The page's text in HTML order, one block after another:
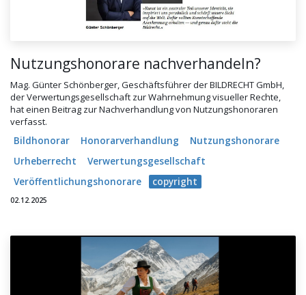
Nutzungshonorare nachverhandeln?
Mag. Günter Schönberger, Geschäftsführer der BILDRECHT GmbH,
der Verwertungsgesellschaft zur Wahrnehmung visueller Rechte,
hat einen Beitrag zur Nachverhandlung von Nutzungshonoraren
verfasst.
Bildhonorar
Honorarverhandlung
Nutzungshonorare
Urheberrecht
Verwertungsgesellschaft
Veröffentlichungshonorare
copyright
02.12.2025